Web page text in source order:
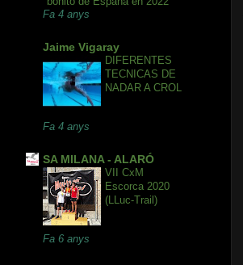
Fa 4 anys
Jaime Vigaray
DIFERENTES
TECNICAS DE
NADAR A CROL
Fa 4 anys
SA MILANA - ALARÓ
VII CxM
Escorca 2020
(LLuc-Trail)
Fa 6 anys